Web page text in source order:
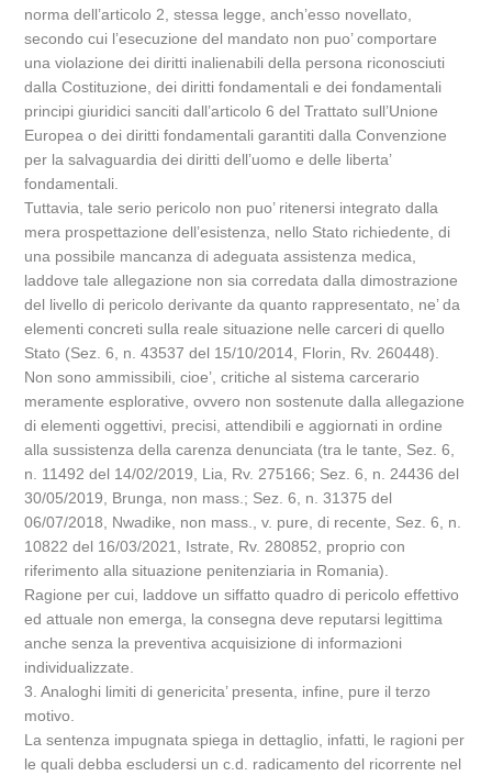
norma dell’articolo 2, stessa legge, anch’esso novellato,
secondo cui l’esecuzione del mandato non puo’ comportare
una violazione dei diritti inalienabili della persona riconosciuti
dalla Costituzione, dei diritti fondamentali e dei fondamentali
principi giuridici sanciti dall’articolo 6 del Trattato sull’Unione
Europea o dei diritti fondamentali garantiti dalla Convenzione
per la salvaguardia dei diritti dell’uomo e delle liberta’
fondamentali.
Tuttavia, tale serio pericolo non puo’ ritenersi integrato dalla
mera prospettazione dell’esistenza, nello Stato richiedente, di
una possibile mancanza di adeguata assistenza medica,
laddove tale allegazione non sia corredata dalla dimostrazione
del livello di pericolo derivante da quanto rappresentato, ne’ da
elementi concreti sulla reale situazione nelle carceri di quello
Stato (Sez. 6, n. 43537 del 15/10/2014, Florin, Rv. 260448).
Non sono ammissibili, cioe’, critiche al sistema carcerario
meramente esplorative, ovvero non sostenute dalla allegazione
di elementi oggettivi, precisi, attendibili e aggiornati in ordine
alla sussistenza della carenza denunciata (tra le tante, Sez. 6,
n. 11492 del 14/02/2019, Lia, Rv. 275166; Sez. 6, n. 24436 del
30/05/2019, Brunga, non mass.; Sez. 6, n. 31375 del
06/07/2018, Nwadike, non mass., v. pure, di recente, Sez. 6, n.
10822 del 16/03/2021, Istrate, Rv. 280852, proprio con
riferimento alla situazione penitenziaria in Romania).
Ragione per cui, laddove un siffatto quadro di pericolo effettivo
ed attuale non emerga, la consegna deve reputarsi legittima
anche senza la preventiva acquisizione di informazioni
individualizzate.
3. Analoghi limiti di genericita’ presenta, infine, pure il terzo
motivo.
La sentenza impugnata spiega in dettaglio, infatti, le ragioni per
le quali debba escludersi un c.d. radicamento del ricorrente nel